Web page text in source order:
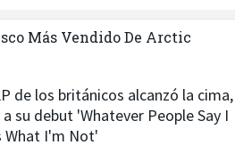
Más Vendido De Arctic
de los británicos alcanzó la cima,
su debut 'Whatever People Say I
What I'm Not'